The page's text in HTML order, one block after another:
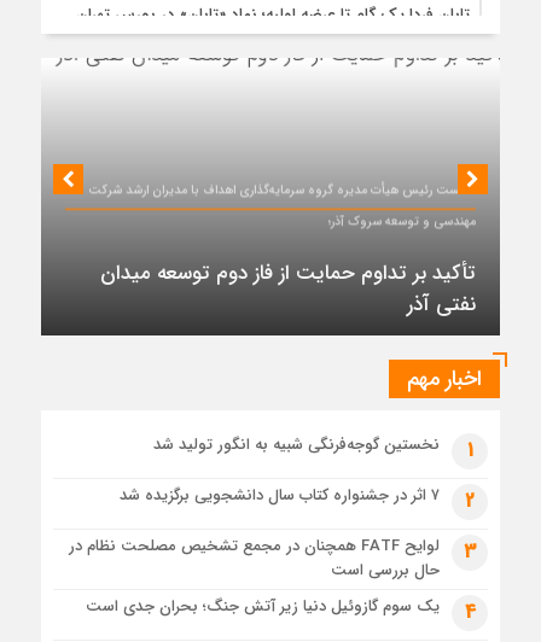
تابان فردا یک گام تا عرضه اولیه؛ نماد «تابان» در بورس تهران
درج شد
بررسی MG ZS هیبرید و جایگاه آن در بازار خودروهای وارداتی
5 روز قبل
مسکن، شهرسازی و بازآفرینی شهری ترسیم شد
6 روز قبل
برگزاری دهمین نمایشگاه حمل‌ونقل و لجستیک همزمان با روز
جهانی حمل‌ونقل پایدار سازمان ملل متحد
«سی‌ان‌جی» کلید امنیت معیشتی خانوارها
جزئیات تازه از اصلاح قیمت بنزین
نشست رئیس هیأت مدیره گروه سرمایه‌گذاری اهداف با مدیران ارشد شرکت
مهندسی و توسعه سروک آذر؛
تأکید بر تداوم حمایت از فاز دوم توسعه میدان
نفتی آذر
اخبار مهم
1 نخستین گوجه‌فرنگی شبیه به انگور تولید شد
2 ۷ اثر در جشنواره کتاب سال دانشجویی برگزیده شد
3
لوایح FATF همچنان در مجمع تشخیص مصلحت نظام در
حال بررسی است
4 یک سوم گازوئیل دنیا زیر آتش جنگ؛ بحران جدی است